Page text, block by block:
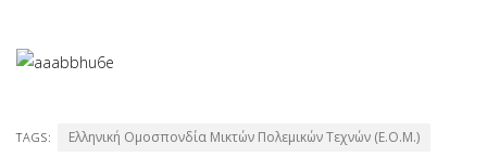
TAGS: Ελληνική Ομοσπονδία Μικτών Πολεμικών Τεχνών (Ε.Ο.Μ.)